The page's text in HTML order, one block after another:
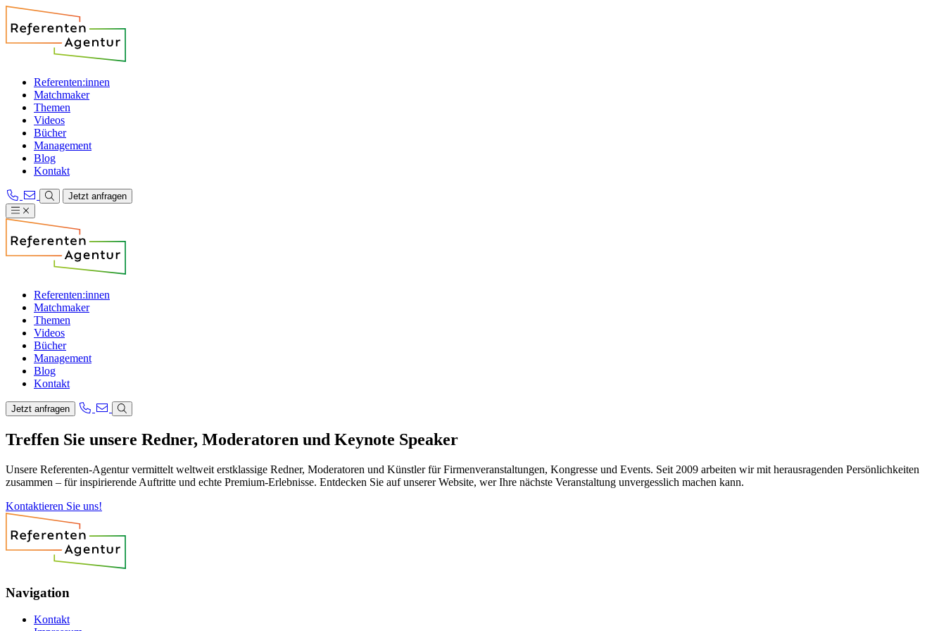
Referenten:innen
Matchmaker
Themen
Videos
Bücher
Management
Blog
Kontakt
Jetzt anfragen
Referenten:innen
Matchmaker
Themen
Videos
Bücher
Management
Blog
Kontakt
Jetzt anfragen
Treffen Sie unsere Redner, Moderatoren und Keynote Speaker
Unsere Referenten-Agentur vermittelt weltweit erstklassige Redner, Moderatoren und Künstler für Firmenveranstaltungen, Kongresse und Events. Seit 2009 arbeiten wir mit herausragenden Persönlichkeiten
zusammen – für inspirierende Auftritte und echte Premium-Erlebnisse. Entdecken Sie auf unserer Website, wer Ihre nächste Veranstaltung unvergesslich machen kann.
Kontaktieren Sie uns!
Navigation
Kontakt